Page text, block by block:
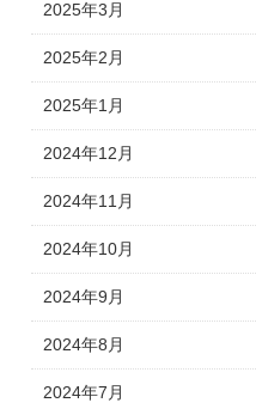
2025年3月
2025年2月
2025年1月
2024年12月
2024年11月
2024年10月
2024年9月
2024年8月
2024年7月